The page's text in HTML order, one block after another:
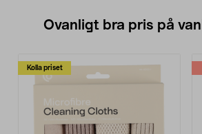
Ovanligt bra pris på
Kolla priset